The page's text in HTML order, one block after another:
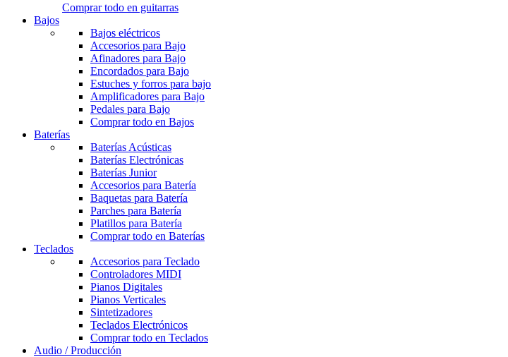
Comprar todo en guitarras
Bajos
Bajos eléctricos
Accesorios para Bajo
Afinadores para Bajo
Encordados para Bajo
Estuches y forros para bajo
Amplificadores para Bajo
Pedales para Bajo
Comprar todo en Bajos
Baterías
Baterías Acústicas
Baterías Electrónicas
Baterías Junior
Accesorios para Batería
Baquetas para Batería
Parches para Batería
Platillos para Batería
Comprar todo en Baterías
Teclados
Accesorios para Teclado
Controladores MIDI
Pianos Digitales
Pianos Verticales
Sintetizadores
Teclados Electrónicos
Comprar todo en Teclados
Audio / Producción